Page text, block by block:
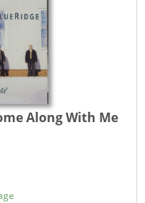
Along With Me